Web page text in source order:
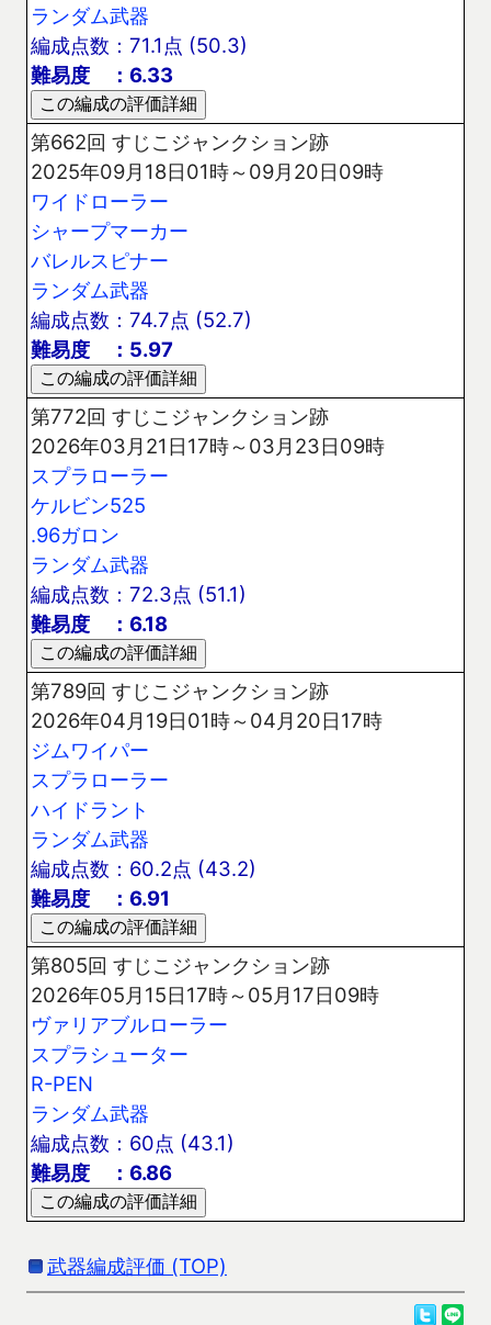
ランダム武器
編成点数：71.1点 (50.3)
難易度 ：6.33
第662回 すじこジャンクション跡
2025年09月18日01時～09月20日09時
ワイドローラー
シャープマーカー
バレルスピナー
ランダム武器
編成点数：74.7点 (52.7)
難易度 ：5.97
第772回 すじこジャンクション跡
2026年03月21日17時～03月23日09時
スプラローラー
ケルビン525
.96ガロン
ランダム武器
編成点数：72.3点 (51.1)
難易度 ：6.18
第789回 すじこジャンクション跡
2026年04月19日01時～04月20日17時
ジムワイパー
スプラローラー
ハイドラント
ランダム武器
編成点数：60.2点 (43.2)
難易度 ：6.91
第805回 すじこジャンクション跡
2026年05月15日17時～05月17日09時
ヴァリアブルローラー
スプラシューター
R-PEN
ランダム武器
編成点数：60点 (43.1)
難易度 ：6.86
武器編成評価 (TOP)